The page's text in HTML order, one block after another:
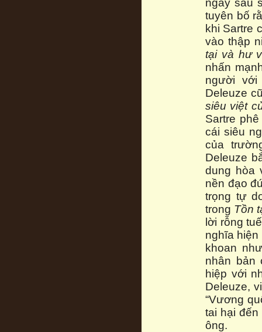
ngay sau
tuyên bố
khi Sartre
vào thập
tại và hư
nhấn
người với
Deleuze
siêu việt
Sartre
cái siêu
của
Deleuze
dung hòa
nền đạo
trọng tự
trong Tồn
lời rỗng
nghĩa
khoan
nhân bản
hiệp với
Deleuze,
“Vương
tai hại
ông.